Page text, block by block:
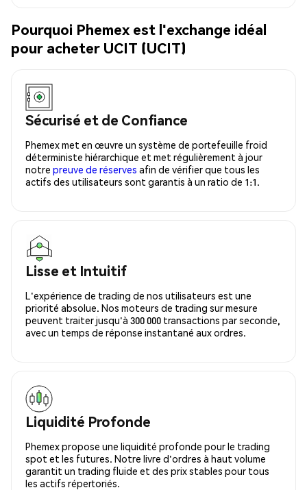
Pourquoi Phemex est l'exchange idéal
pour acheter UCIT (UCIT)
Sécurisé et de Confiance
Phemex met en œuvre un système de portefeuille froid
déterministe hiérarchique et met régulièrement à jour
notre preuve de réserves afin de vérifier que tous les
actifs des utilisateurs sont garantis à un ratio de 1:1.
Lisse et Intuitif
L'expérience de trading de nos utilisateurs est une
priorité absolue. Nos moteurs de trading sur mesure
peuvent traiter jusqu'à 300 000 transactions par seconde,
avec un temps de réponse instantané aux ordres.
Liquidité Profonde
Phemex propose une liquidité profonde pour le trading
spot et les futures. Notre livre d'ordres à haut volume
garantit un trading fluide et des prix stables pour tous
les actifs répertoriés.